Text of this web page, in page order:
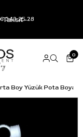
Taksit -
343 25 28
0
Boy Yüzük Pota Boya